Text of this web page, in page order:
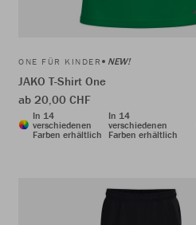
ONE FÜR KINDER NEW!
JAKO T-Shirt One
ab 20,00 CHF
In 14
verschiedenen
Farben erhältlich
In 14
verschiedenen
Farben erhältlich